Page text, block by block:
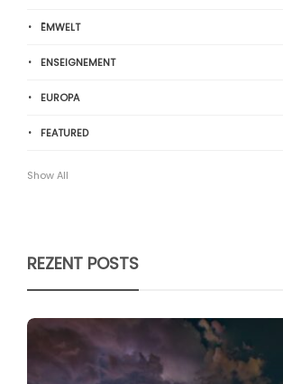
ËMWELT
ENSEIGNEMENT
EUROPA
FEATURED
Show All
REZENT POSTS